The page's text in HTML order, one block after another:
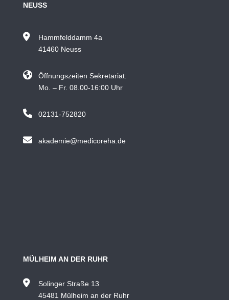
NEUSS
Hammfelddamm 4a
41460 Neuss
Öffnungszeiten Sekretariat:
Mo. – Fr. 08.00-16:00 Uhr
02131-752820
akademie@medicoreha.de
MÜLHEIM AN DER RUHR
Solinger Straße 13
45481 Mülheim an der Ruhr